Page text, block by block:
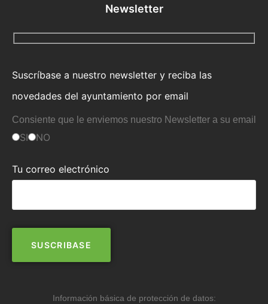
Newsletter
Suscríbase a nuestro newsletter y reciba las
novedades del ayuntamiento por email
Consiente que le enviemos nuestro Newsletter a su email
SI NO
Tu correo electrónico
Información básica de protección de datos: